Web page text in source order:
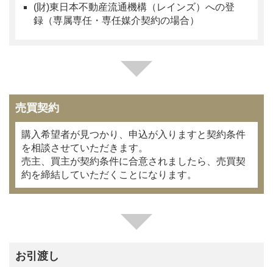
(財)東日本不動産流通機構（レインズ）への登
録（専属専任・専任媒介契約の場合）
売買契約
購入希望者が見つかり、申込が入りますと契約条件
を相談させていただきます。
売主、買主が契約条件に合意されましたら、売買契
約を締結していただくことになります。
お引渡し